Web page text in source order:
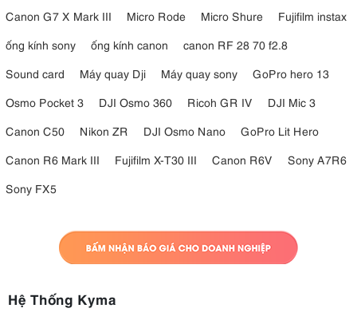
Canon G7 X Mark III
Micro Rode Micro Shure
Fujifilm instax
ống kính sony
ống kính canon
canon RF 28 70 f2.8
Sound card
Máy quay Dji Máy quay sony
GoPro hero 13
Osmo Pocket 3
DJI Osmo 360 Ricoh GR IV
DJI Mic 3
Canon C50
Nikon ZR DJI Osmo Nano
GoPro Lit Hero
Canon R6 Mark III
Fujifilm X-T30 III Canon R6V
Sony A7R6
Sony FX5
Hệ Thống Kyma